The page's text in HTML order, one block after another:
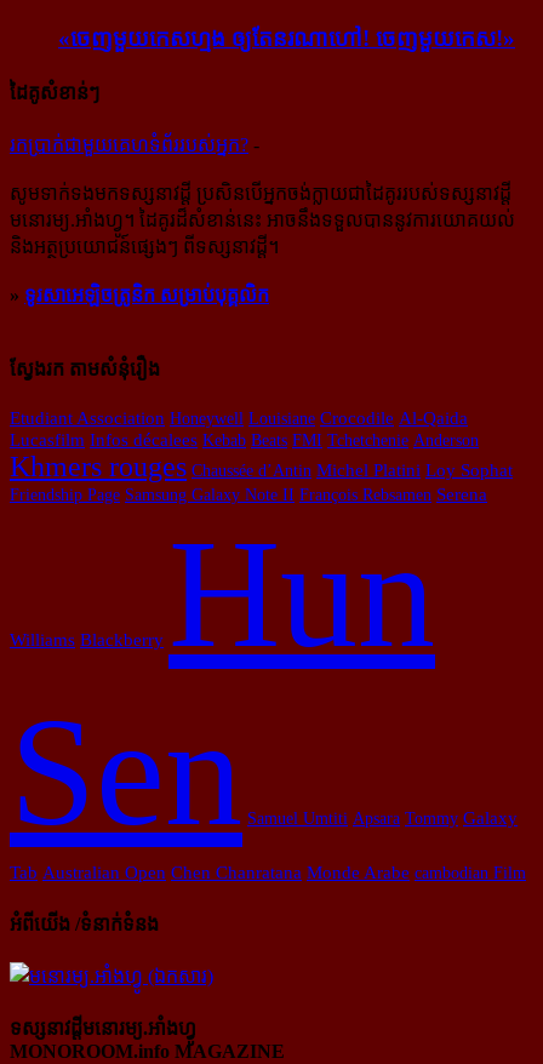
«ចេញ​មួយ​កេស​ហ្មង ឲ្យ​តែ​នរណា​ហៅ! ចេញ​មួយ​កេស!»
ដៃគូសំខាន់ៗ
រក​​ប្រាក់​​ជា​​មួយ​​គេហទំព័រ​​របស់​​អ្នក? -
សូម​ទាក់ទង​មក​ទស្សនាវដ្ដី ប្រសិន​បើ​អ្នក​ចង់​ក្លាយ​ជា​ដៃគូរ​របស់​ទស្សនាវដ្ដី​
មនោរម្យ.អាំងហ្វូ។ ដៃ​គូរ​ដ៏​សំខាន់​នេះ អាច​នឹង​ទទួល​បាន​នូវ​ការ​យោគយល់
និង​អត្ថ​ប្រយោជន៍​ផ្សេងៗ ពីទស្សនាវដ្ដី។
» ទូរសាអេឡិចត្រូនិក សម្រាប់បុគ្គលិក
ស្វែងរក តាមសំនុំរឿង
Etudiant Association Honeywell Louisiane Crocodile Al-Qaida
Lucasfilm Infos décalees Kebab Beats FMI Tchetchenie Anderson
Khmers rouges Chaussée d’Antin Michel Platini Loy Sophat
Friendship Page Samsung Galaxy Note II François Rebsamen Serena
Williams Blackberry Hun
Sen Samuel Umtiti Apsara Tommy Galaxy
Tab Australian Open Chen Chanratana Monde Arabe cambodian Film
អំពីយើង /ទំនាក់ទំនង
ទស្សនាវដ្ដីមនោរម្យ.អាំងហ្វូ
MONOROOM.info MAGAZINE